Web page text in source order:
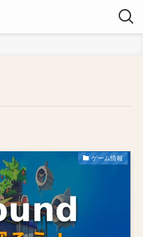
ゲーム情報